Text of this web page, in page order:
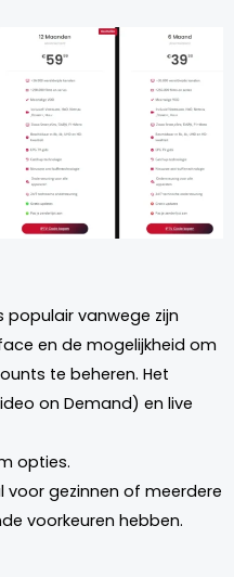
populair vanwege zijn
en de mogelijkheid om
te beheren. Het
on Demand) en live
opties.
voor gezinnen of meerdere
voorkeuren hebben.